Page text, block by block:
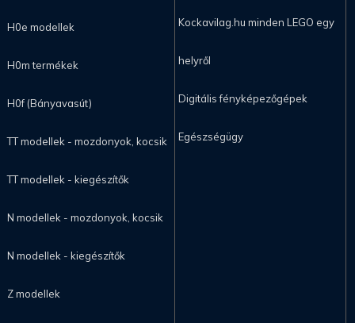
H0e modellek
H0m termékek
H0f (Bányavasút)
TT modellek - mozdonyok, kocsik
TT modellek - kiegészítők
N modellek - mozdonyok, kocsik
N modellek - kiegészítők
Z modellek
Kockavilag.hu minden LEGO egy
helyről
Digitális fényképezőgépek
Egészségügy